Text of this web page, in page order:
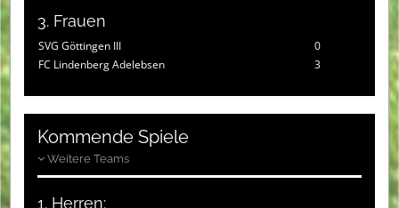
3. Frauen
SVG Göttingen III
0
FC Lindenberg Adelebsen
3
Kommende Spiele
Weitere Teams
1. Herren: